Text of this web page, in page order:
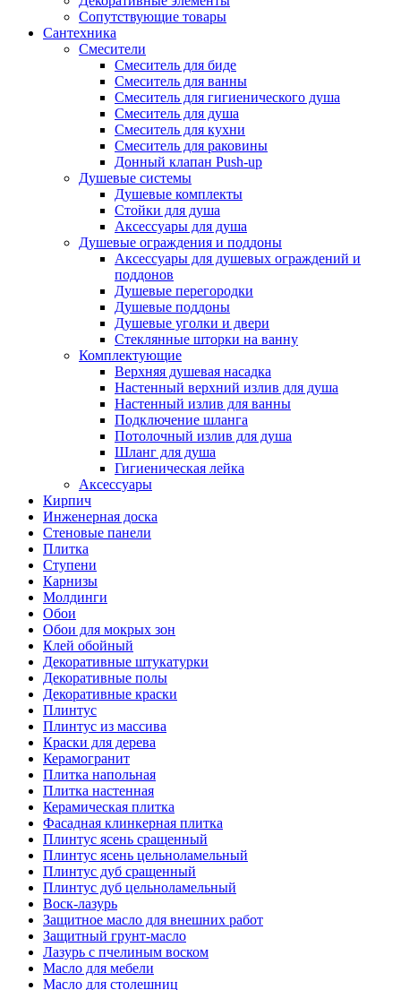
Сопутствующие товары
Сантехника
Смесители
Смеситель для биде
Смеситель для ванны
Смеситель для гигиенического душа
Смеситель для душа
Смеситель для кухни
Смеситель для раковины
Донный клапан Push-up
Душевые системы
Душевые комплекты
Стойки для душа
Аксессуары для душа
Душевые ограждения и поддоны
Аксессуары для душевых ограждений и
поддонов
Душевые перегородки
Душевые поддоны
Душевые уголки и двери
Стеклянные шторки на ванну
Комплектующие
Верхняя душевая насадка
Настенный верхний излив для душа
Настенный излив для ванны
Подключение шланга
Потолочный излив для душа
Шланг для душа
Гигиеническая лейка
Аксессуары
Кирпич
Инженерная доска
Стеновые панели
Плитка
Ступени
Карнизы
Молдинги
Обои
Обои для мокрых зон
Клей обойный
Декоративные штукатурки
Декоративные полы
Декоративные краски
Плинтус
Плинтус из массива
Краски для дерева
Керамогранит
Плитка напольная
Плитка настенная
Керамическая плитка
Фасадная клинкерная плитка
Плинтус ясень сращенный
Плинтус ясень цельноламельный
Плинтус дуб сращенный
Плинтус дуб цельноламельный
Воск-лазурь
Защитное масло для внешних работ
Защитный грунт-масло
Лазурь с пчелиным воском
Масло для мебели
Масло для столешниц